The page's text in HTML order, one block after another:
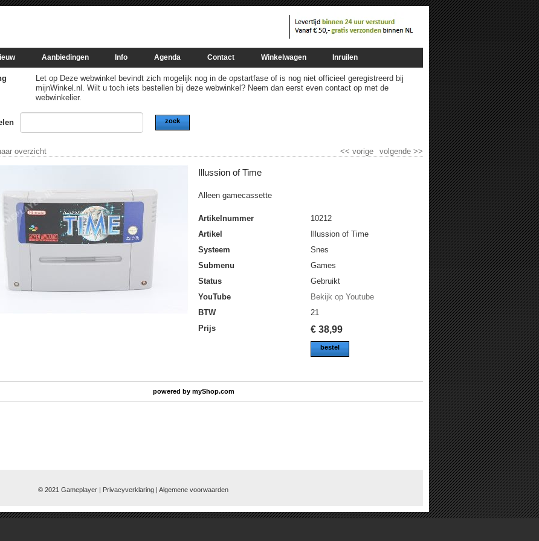
Aanbiedingen Info Agenda Contact Winkelwagen Inruilen
Let op Deze webwinkel bevindt zich mogelijk nog in de opstartfase of is nog niet officieel geregistreerd bij
mijnWinkel.nl. Wilt u toch iets bestellen bij deze webwinkel? Neem dan eerst even contact op met de
webwinkelier.
zoek
overzicht volgende>>
<< vorige
Illussion of Time
Alleen gamecassette
Artikelnummer
10212
Artikel
Illussion of Time
Systeem
Snes
Submenu
Games
Status
Gebruikt
YouTube
Bekijk op Youtube
BTW
21
Prijs
€38,99
bestel
powered bymyShop.com
© 2021 Gameplayer | Privacyverklaring | Algemene voorwaarden